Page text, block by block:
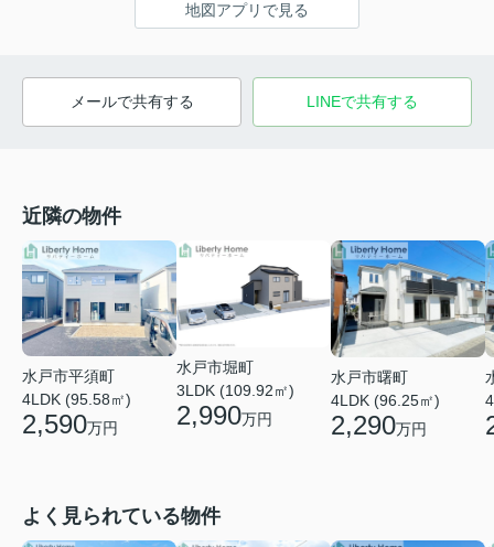
地図アプリで見る
メールで共有する LINEで共有する
近隣の物件
水戸市平須町
4LDK (95.58㎡)
2,590万円
水戸市堀町
3LDK (109.92㎡)
2,990万円
水戸市曙町
4LDK (96.25㎡)
2,290万円
よく見られている物件